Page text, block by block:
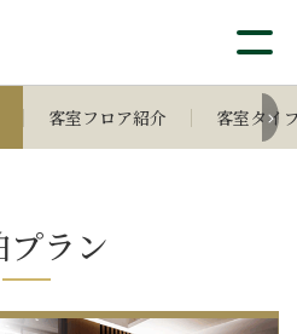
客室フロア紹介 客室タイ
プラン